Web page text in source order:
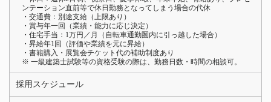
ンテーション直前等で休日勤務となってしまう場合の代休
・交通費：別途支給（上限あり）
・賞与年一回（業績・能力に応じ決定）
・住宅手当：1万円／月（自転車通勤圏内に引っ越した場合）
・昇給年1回（評価や業績を元に昇給）
・書籍購入・展覧会チケット代の補助制度あり
※ 一級建築士試験等の資格受験の際は、勤務日数・時間の相談可。
採用スケジュール